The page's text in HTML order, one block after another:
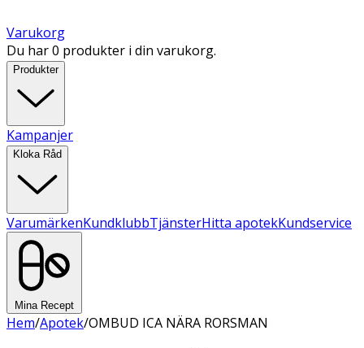
Varukorg
Du har 0 produkter i din varukorg.
Produkter
Kampanjer
Kloka Råd
VarumärkenKundklubbTjänsterHitta apotekKundservice
Mina Recept
Hem/Apotek/OMBUD ICA NÄRA RORSMAN